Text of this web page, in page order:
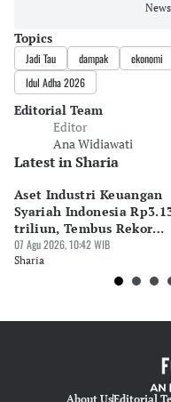
News
Topics
Jadi Tau dampak ekonomi
Idul Adha 2026
Editorial Team
Editor
Ana Widiawati
Latest in Sharia
Aset Industri Keuangan
Syariah Indonesia
triliun, Tembus Rekor
Sejarah
07 Agu 2026, 10:42 WIB
Sharia
About UsEditorial